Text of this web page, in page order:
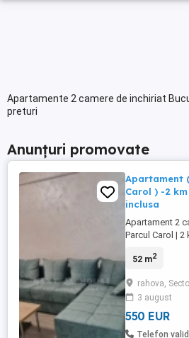
Apartamente 2 camere de inchiriat
preturi
Anunțuri promovate
Apartament
Carol ) -2
inclusa
Apartament 2
Parcul Carol | 2
de Parcul
Acces rapid
mijloace de
de parcare ...
52 m2
rahova,
3 august
550 EUR
Telefon